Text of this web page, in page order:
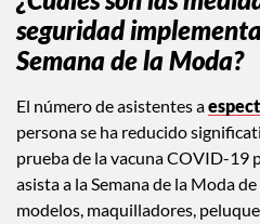
seguridad
Semana de la Moda?
El número de asistentes a
persona se ha reducido
prueba de la vacuna COVID-19
asista a la Semana de la Moda
modelos, maquilladores,